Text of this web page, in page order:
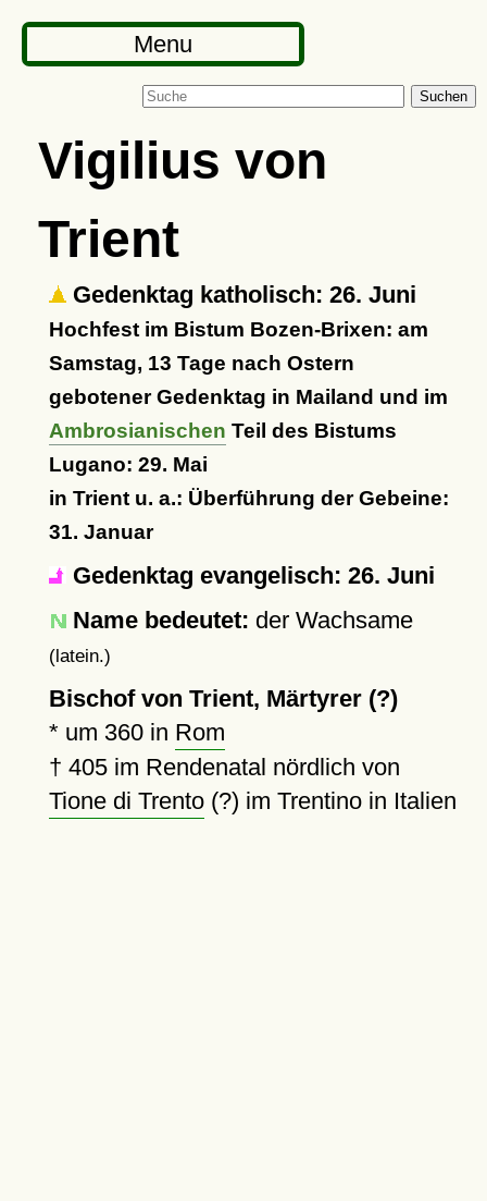
Menu
Suchen
Vigilius von
Trient
Gedenktag katholisch: 26. Juni
Hochfest im Bistum Bozen-Brixen: am
Samstag, 13 Tage nach Ostern
gebotener Gedenktag in Mailand und im
Ambrosianischen Teil des Bistums
Lugano: 29. Mai
in Trient u. a.: Überführung der Gebeine:
31. Januar
Gedenktag evangelisch: 26. Juni
Name bedeutet: der Wachsame
(latein.)
Bischof von Trient, Märtyrer (?)
* um 360in Rom
† 405im Rendenatal nördlich von
Tione di Trento(?) im Trentino in Italien